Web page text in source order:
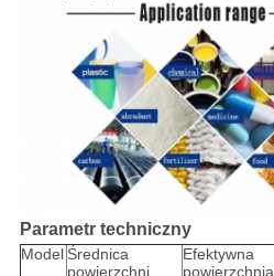
Parametr techniczny
Model Średnica
powierzchni
Efektywna
powierzchnia